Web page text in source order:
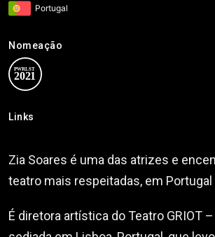
Portugal
Nomeação
Links
Zia Soares é uma das atrizes e
teatro mais respeitadas, em Portugal
É diretora artística do Teatro GRIOT